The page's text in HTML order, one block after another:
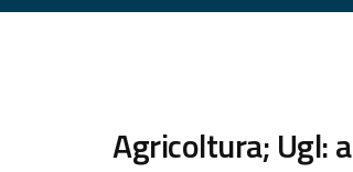
Agricoltura; Ugl: